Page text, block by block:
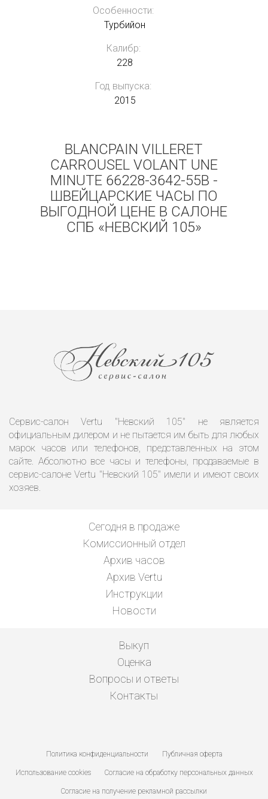
Особенности:
Турбийон
Калибр:
228
Год выпуска:
2015
BLANCPAIN VILLERET
CARROUSEL VOLANT UNE
MINUTE 66228-3642-55B -
ШВЕЙЦАРСКИЕ ЧАСЫ ПО
ВЫГОДНОЙ ЦЕНЕ В САЛОНЕ
СПБ «НЕВСКИЙ 105»
Сервис-салон Vertu "Невский 105" не является
официальным дилером и не пытается им быть для любых
марок часов или телефонов, представленных на этом
сайте. Абсолютно все часы и телефоны, продаваемые в
сервис-салоне Vertu "Невский 105" имели и имеют своих
хозяев.
Сегодня в продаже
Комиссионный отдел
Архив часов
Архив Vertu
Инструкции
Новости
Выкуп
Оценка
Вопросы и ответы
Контакты
Политика конфиденциальности Публичная оферта
Использование cookies Согласие на обработку персональных данных
Согласие на получение рекламной рассылки